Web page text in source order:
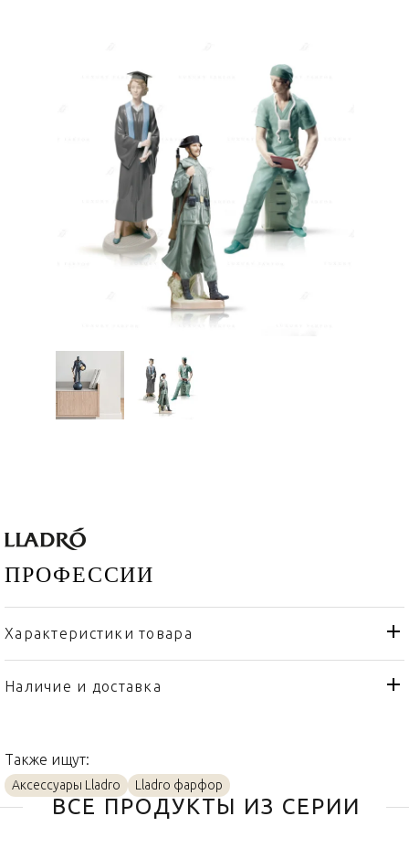
ПРОФЕССИИ
Характеристики товара
Бренд
Lladro
Страна производителя
Наличие и доставка
Также ищут:
Аксессуары Lladro Lladro фарфор
ВСЕ ПРОДУКТЫ ИЗ СЕРИИ